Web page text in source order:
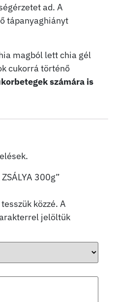
ad. A
tápanyaghiányt
magból lett chia gél
cukorrá történő
számára is
300g”
közzé. A
jelöltük